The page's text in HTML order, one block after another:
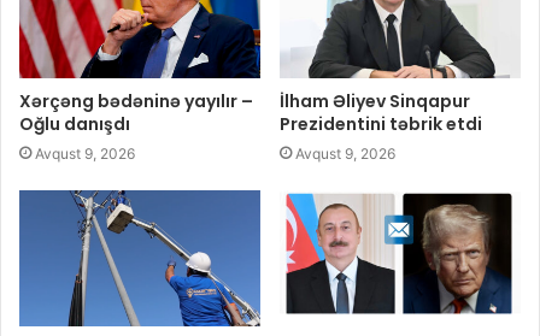
Xərçəng bədəninə yayılır –
Oğlu danışdı
Avqust 9, 2026
İlham Əliyev Sinqapur
Prezidentini təbrik etdi
Avqust 9, 2026